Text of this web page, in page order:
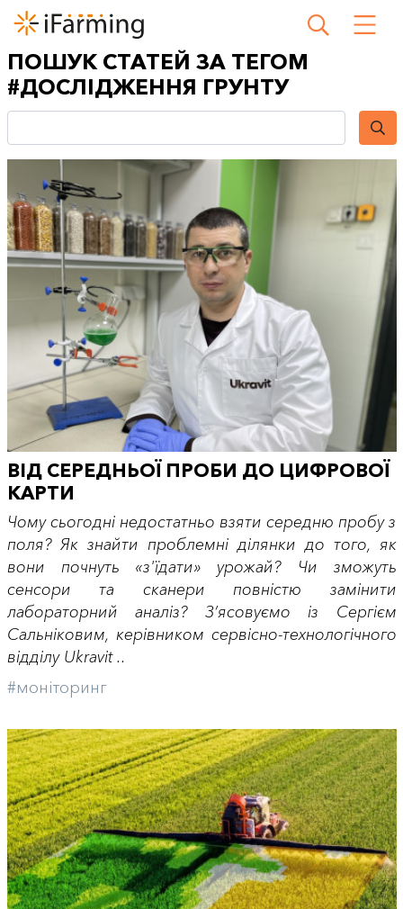
ПОШУК СТАТЕЙ ЗА ТЕГОМ
#ДОСЛІДЖЕННЯ ГРУНТУ
ВІД СЕРЕДНЬОЇ ПРОБИ ДО ЦИФРОВОЇ
КАРТИ
Чому сьогодні недостатньо взяти середню пробу з
поля? Як знайти проблемні ділянки до того, як
вони почнуть «з'їдати» урожай? Чи зможуть
сенсори та сканери повністю замінити
лабораторний аналіз? З’ясовуємо із Сергієм
Сальніковим, керівником сервісно-технологічного
відділу Ukravit ..
#моніторинг